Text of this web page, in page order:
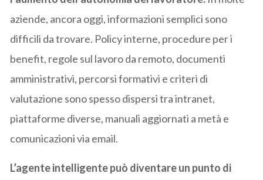
aziende, ancora oggi, informazioni semplici sono
difficili da trovare. Policy interne, procedure per i
benefit, regole sul lavoro da remoto, documenti
amministrativi, percorsi formativi e criteri di
valutazione sono spesso dispersi tra intranet,
piattaforme diverse, manuali aggiornati a metà e
comunicazioni via email.
L’agente intelligente può diventare un punto di